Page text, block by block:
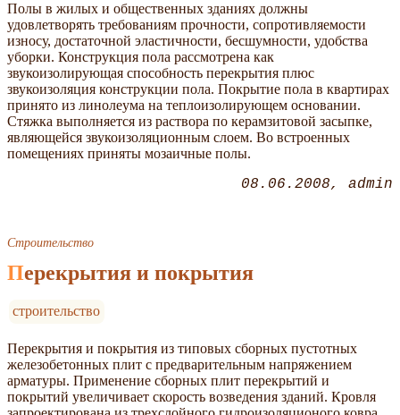
Полы в жилых и общественных зданиях должны
удовлетворять требованиям прочности, сопротивляемости
износу, достаточной эластичности, бесшумности, удобства
уборки. Конструкция пола рассмотрена как
звукоизолирующая способность перекрытия плюс
звукоизоляция конструкции пола. Покрытие пола в квартирах
принято из линолеума на теплоизолирующем основании.
Стяжка выполняется из раствора по керамзитовой засыпке,
являющейся звукоизоляционным слоем. Во встроенных
помещениях приняты мозаичные полы.
08.06.2008 admin
Строительство
Перекрытия и покрытия
строительство
Перекрытия и покрытия из типовых сборных пустотных
железобетонных плит с предварительным напряжением
арматуры. Применение сборных плит перекрытий и
покрытий увеличивает скорость возведения зданий. Кровля